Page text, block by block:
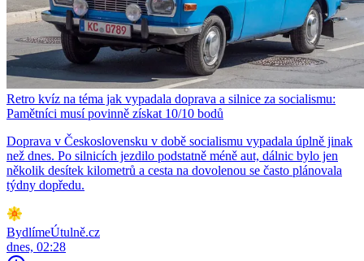
Retro kvíz na téma jak vypadala doprava a silnice za socialismu:
Pamětníci musí povinně získat 10/10 bodů
Doprava v Československu v době socialismu vypadala úplně jinak
než dnes. Po silnicích jezdilo podstatně méně aut, dálnic bylo jen
několik desítek kilometrů a cesta na dovolenou se často plánovala
týdny dopředu.
BydlímeÚtulně.cz
dnes, 02:28